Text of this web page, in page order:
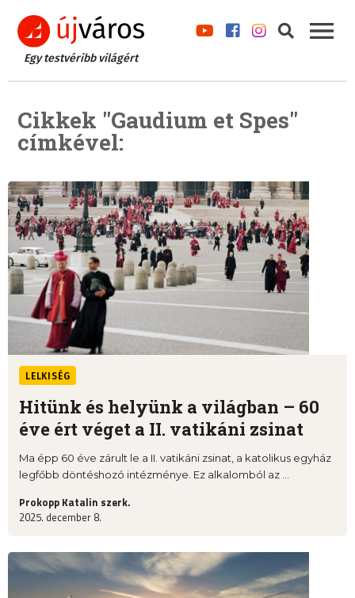
Egy testvéribb világért
Cikkek "Gaudium et Spes"
címkével:
LELKISÉG
Hitünk és helyünk a világban – 60
éve ért véget a II. vatikáni zsinat
Ma épp 60 éve zárult le a II. vatikáni zsinat, a katolikus egyház
legfőbb döntéshozó intézménye. Ez alkalomból az ...
Prokopp Katalin szerk.
2025. december 8.